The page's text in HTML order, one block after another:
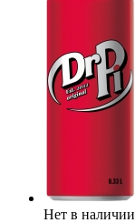
Нет в наличии